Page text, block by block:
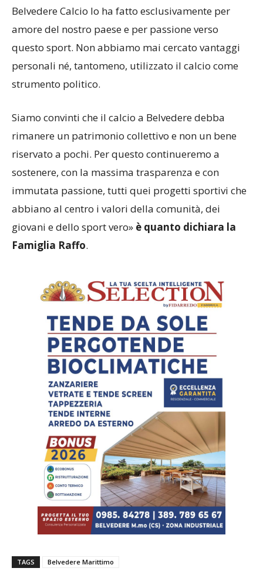
Belvedere Calcio lo ha fatto esclusivamente per
amore del nostro paese e per passione verso
questo sport. Non abbiamo mai cercato vantaggi
personali né, tantomeno, utilizzato il calcio come
strumento politico.
Siamo convinti che il calcio a Belvedere debba
rimanere un patrimonio collettivo e non un bene
riservato a pochi. Per questo continueremo a
sostenere, con la massima trasparenza e con
immutata passione, tutti quei progetti sportivi che
abbiano al centro i valori della comunità, dei
giovani e dello sport vero» è quanto dichiara la
Famiglia Raffo.
TAGS Belvedere Marittimo